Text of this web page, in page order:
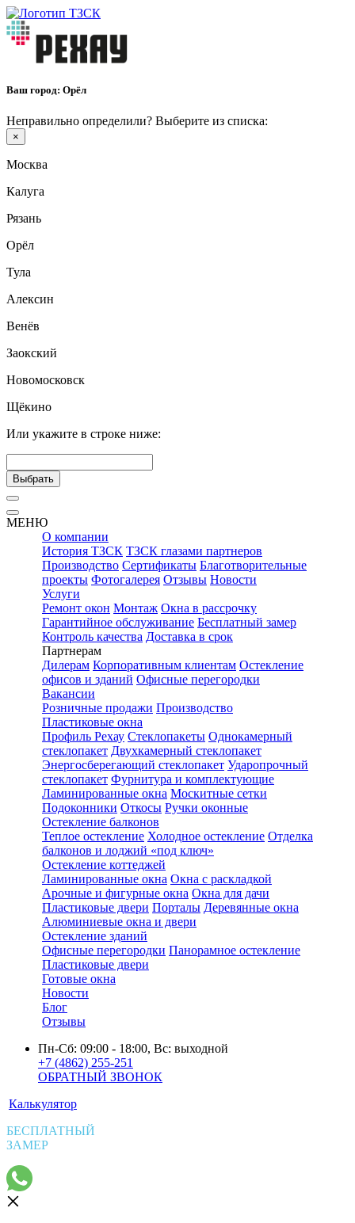
Ваш город: Орёл
Неправильно определили? Выберите из списка:
×
Москва
Калуга
Рязань
Орёл
Тула
Алексин
Венёв
Заокский
Новомосковск
Щёкино
Или укажите в строке ниже:
Выбрать
МЕНЮ
О компании
История ТЗСК ТЗСК глазами партнеров
Производство Сертификаты Благотворительные
проекты Фотогалерея Отзывы Новости
Услуги
Ремонт окон Монтаж Окна в рассрочку
Гарантийное обслуживание Бесплатный замер
Контроль качества Доставка в срок
Партнерам
Дилерам Корпоративным клиентам Остекление
офисов и зданий Офисные перегородки
Вакансии
Розничные продажи Производство
Пластиковые окна
Профиль Рехау Стеклопакеты Однокамерный
стеклопакет Двухкамерный стеклопакет
Энергосберегающий стеклопакет Ударопрочный
стеклопакет Фурнитура и комплектующие
Ламинированные окна Москитные сетки
Подоконники Откосы Ручки оконные
Остекление балконов
Теплое остекление Холодное остекление Отделка
балконов и лоджий «под ключ»
Остекление коттеджей
Ламинированные окна Окна с раскладкой
Арочные и фигурные окна Окна для дачи
Пластиковые двери Порталы Деревянные окна
Алюминиевые окна и двери
Остекление зданий
Офисные перегородки Панорамное остекление
Пластиковые двери
Готовые окна
Новости
Блог
Отзывы
Пн-Сб: 09:00 - 18:00, Вс: выходной
+7 (4862) 255-251
ОБРАТНЫЙ ЗВОНОК
Калькулятор
БЕСПЛАТНЫЙ
ЗАМЕР